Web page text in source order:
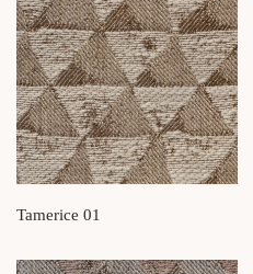
Tamerice 01